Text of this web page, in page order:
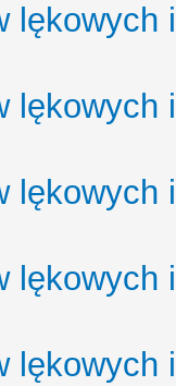
lękowych
lękowych
lękowych
lękowych
lękowych